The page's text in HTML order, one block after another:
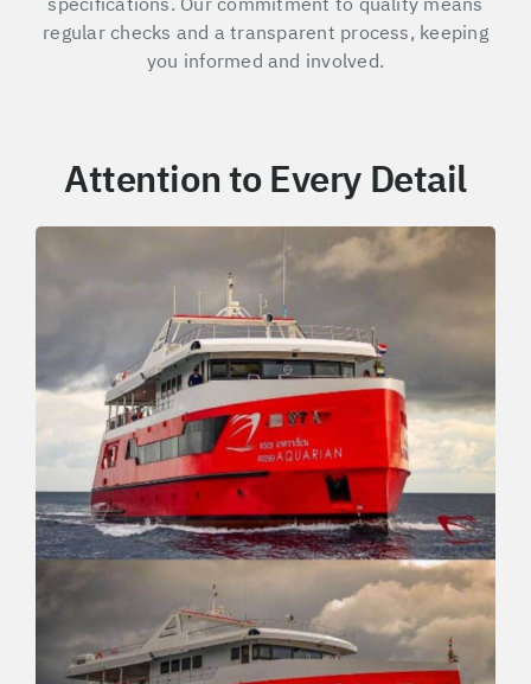
regular checks and a transparent process, keeping
you informed and involved.
Attention to Every Detail